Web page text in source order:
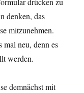
denken, das
mitzunehmen.
mal neu, denn es
werden.
demnächst mit